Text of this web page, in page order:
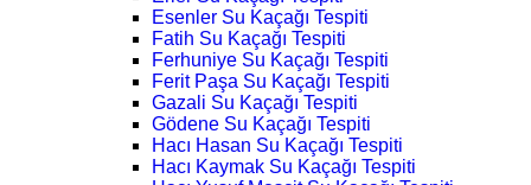
Esenler Su Kaçağı Tespiti
Fatih Su Kaçağı Tespiti
Ferhuniye Su Kaçağı Tespiti
Ferit Paşa Su Kaçağı Tespiti
Gazali Su Kaçağı Tespiti
Gödene Su Kaçağı Tespiti
Hacı Hasan Su Kaçağı Tespiti
Hacı Kaymak Su Kaçağı Tespiti